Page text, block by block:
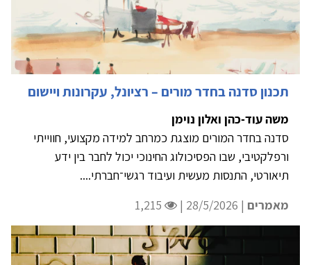
תכנון סדנה בחדר מורים – רציונל, עקרונות ויישום
משה עוד-כהן ואלון נוימן
סדנה בחדר המורים מוצגת כמרחב למידה מקצועי, חווייתי
ורפלקטיבי, שבו הפסיכולוג החינוכי יכול לחבר בין ידע
תיאורטי, התנסות מעשית ועיבוד רגשי־חברתי....
מאמרים | 28/5/2026 |